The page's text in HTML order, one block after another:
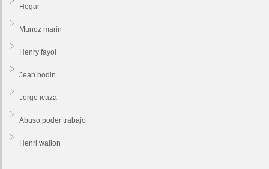
Hogar
Munoz marin
Henry fayol
Jean bodin
Jorge icaza
Abuso poder trabajo
Henri wallon